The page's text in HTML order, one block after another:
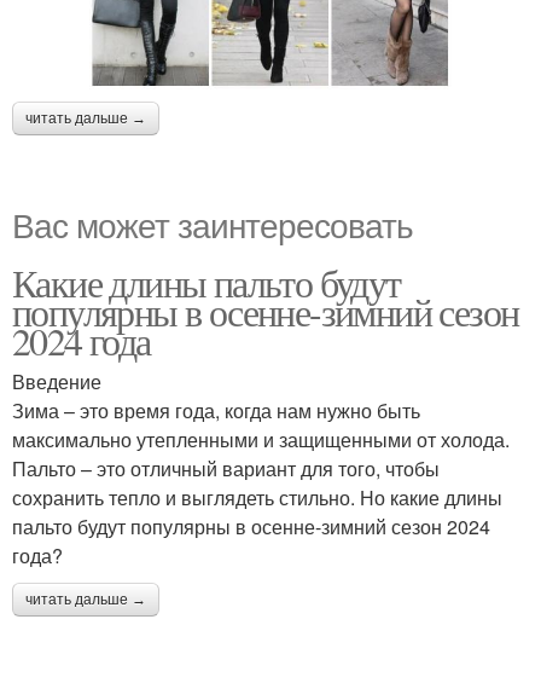
читать дальше →
Вас может заинтересовать
Какие длины пальто будут
популярны в осенне-зимний сезон
2024 года
Введение
Зима – это время года, когда нам нужно быть
максимально утепленными и защищенными от холода.
Пальто – это отличный вариант для того, чтобы
сохранить тепло и выглядеть стильно. Но какие длины
пальто будут популярны в осенне-зимний сезон 2024
года?
читать дальше →